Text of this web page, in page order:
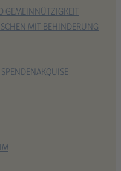
GEMEINNÜTZIGKEIT
MIT BEHINDERUNG